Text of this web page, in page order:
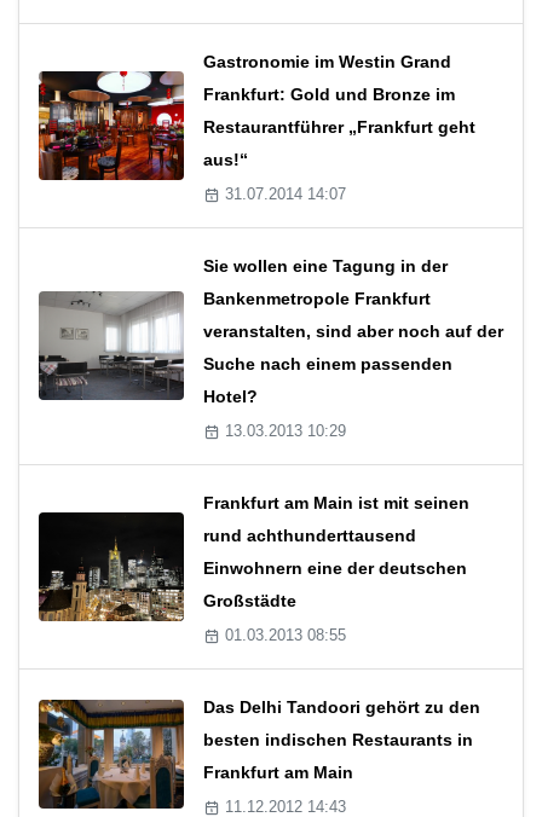
Gastronomie im Westin Grand
Frankfurt: Gold und Bronze im
Restaurantführer „Frankfurt geht
aus!“
31.07.2014 14:07
Sie wollen eine Tagung in der
Bankenmetropole Frankfurt
veranstalten, sind aber noch auf der
Suche nach einem passenden
Hotel?
13.03.2013 10:29
Frankfurt am Main ist mit seinen
rund achthunderttausend
Einwohnern eine der deutschen
Großstädte
01.03.2013 08:55
Das Delhi Tandoori gehört zu den
besten indischen Restaurants in
Frankfurt am Main
11.12.2012 14:43